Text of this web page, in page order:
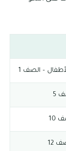
– الصف 1